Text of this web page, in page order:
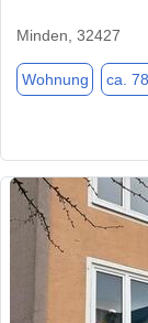
Minden, 32427
Wohnung ca.